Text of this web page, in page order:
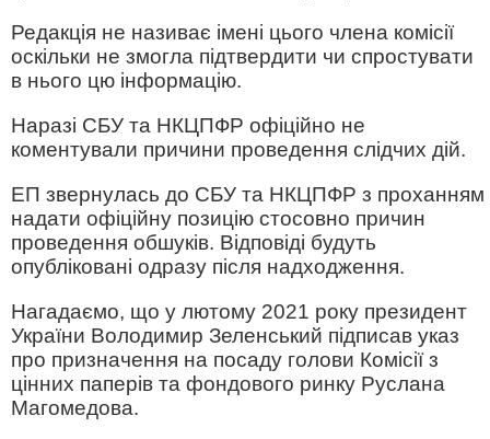
Редакція не називає імені цього члена комісії
оскільки не змогла підтвердити чи спростувати
в нього цю інформацію.
Наразі СБУ та НКЦПФР офіційно не
коментували причини проведення слідчих дій.
ЕП звернулась до СБУ та НКЦПФР з проханням
надати офіційну позицію стосовно причин
проведення обшуків. Відповіді будуть
опубліковані одразу після надходження.
Нагадаємо, що у лютому 2021 року президент
України Володимир Зеленський підписав указ
про призначення на посаду голови Комісії з
цінних паперів та фондового ринку Руслана
Магомедова.